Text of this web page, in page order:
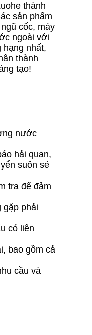
thành
sản phẩm
cốc, máy
ngoài với
hạng nhất,
thành
tạo!
nước
hải quan,
suôn sẻ
tra để đảm
gặp phải
có liên
bao gồm cả
cầu và